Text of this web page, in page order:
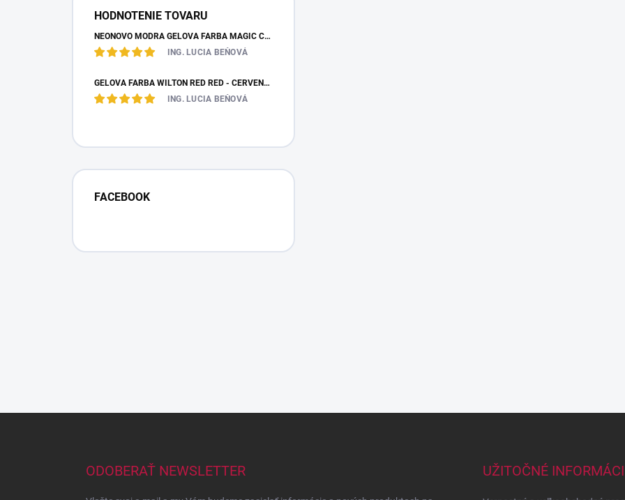
HODNOTENIE TOVARU
NEÓNOVO MODRÁ GELOVÁ FARBA MAGIC COLOURS – JEDLÁ FARBA 32G
ING. LUCIA BEŇOVÁ
GÉLOVÁ FARBA WILTON RED RED - ČERVENÁ 28,35 G
ING. LUCIA BEŇOVÁ
FACEBOOK
ODOBERAŤ NEWSLETTER UŽITOČNÉ